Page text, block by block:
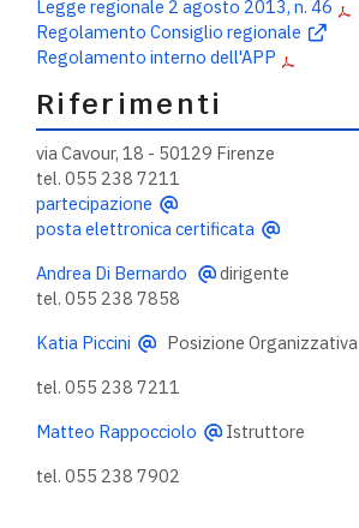
Legge regionale 2 agosto 2013, n. 46
Regolamento Consiglio regionale
Regolamento interno dell'APP
Riferimenti
via Cavour, 18 - 50129 Firenze
tel. 055 238 7211
partecipazione
posta elettronica certificata
Andrea Di Bernardo
dirigente
tel. 055 238 7858
Katia Piccini
Posizione Organizzativa
tel. 055 238 7211
Matteo Rappocciolo
Istruttore
tel. 055 238 7902